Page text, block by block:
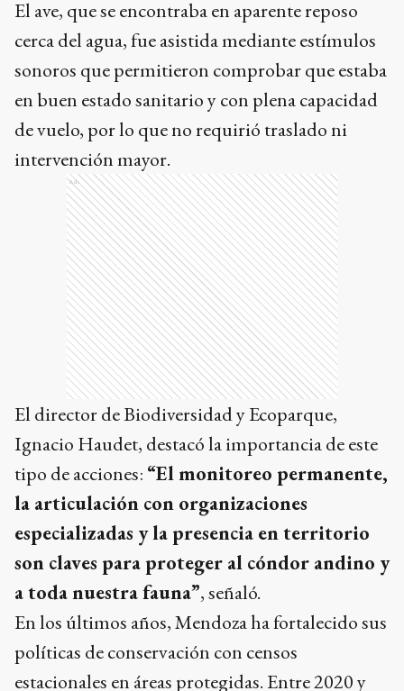
El ave, que se encontraba en aparente reposo
cerca del agua, fue asistida mediante estímulos
sonoros que permitieron comprobar que estaba
en buen estado sanitario y con plena capacidad
de vuelo, por lo que no requirió traslado ni
intervención mayor.
Ads
El director de Biodiversidad y Ecoparque,
Ignacio Haudet, destacó la importancia de este
tipo de acciones: “El monitoreo permanente,
la articulación con organizaciones
especializadas y la presencia en territorio
son claves para proteger al cóndor andino y
a toda nuestra fauna”, señaló.
En los últimos años, Mendoza ha fortalecido sus
políticas de conservación con censos
estacionales en áreas protegidas. Entre 2020 y